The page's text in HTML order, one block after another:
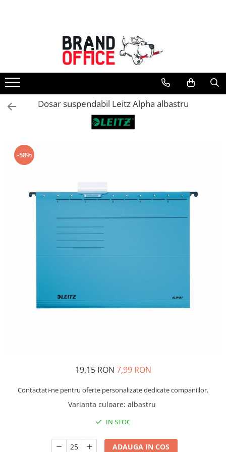
Unitate Protejata - PRODUCTIE
Hartie copiator si produse
tipografice
Produse consumabile din hartie
Detergenti si dezinfectanti
Agende, calendare si organizatoare
Birotica si papetarie
Bibliorafturi, caiete mecanice,
Accesorii diverse pentru birou
Pixuri cu gel
Creioane mecanice si grafit
Dosar suspendabil Leitz Alpha albastru
-58%
19,15 RON 7,99 RON
Contactati-ne pentru oferte personalizate dedicate companiilor.
Varianta culoare: albastru
IN STOC
ADAUGA IN COS